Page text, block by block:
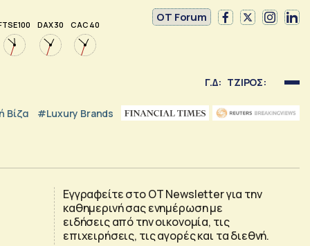
100 DAX 30 CAC 40
OT Forum
Γ.Δ: ΤΖΙΡΟΣ:
Βίζα #luxury Brands
Εγγραφείτε στο OT Newsletter για την
καθημερινή σας ενημέρωση με
ειδήσεις από την οικονομία, τις
επιχειρήσεις, τις αγορές και τα διεθνή.